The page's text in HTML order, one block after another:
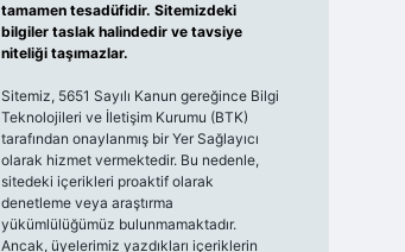
tamamen tesadüfidir. Sitemizdeki
bilgiler taslak halindedir ve tavsiye
niteliği taşımazlar.
Sitemiz, 5651 Sayılı Kanun gereğince Bilgi
Teknolojileri ve İletişim Kurumu (BTK)
tarafından onaylanmış bir Yer Sağlayıcı
olarak hizmet vermektedir. Bu nedenle,
sitedeki içerikleri proaktif olarak
denetleme veya araştırma
yükümlülüğümüz bulunmamaktadır.
Ancak, üyelerimiz yazdıkları içeriklerin